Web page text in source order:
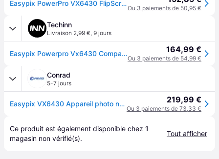
Easypix PowerPro VX6430 FlipScreen
Ou 3 paiements de 50,95 €
Techinn
Livraison 2,99 €, 9 jours
Easypix Powerpro Vx6430 Compact Camera Noir One Size / EU Plug 220V 164,99 €
Ou 3 paiements de 54,99 €
Conrad
5-7 jours
Easypix VX6430 Appareil photo numérique 64 Mill. pixel Zoom optique: 10 x noir vidéo 4K 219,99 €
Ou 3 paiements de 73,33 €
Ce produit est également disponible chez 1
magasin non vérifié(s).
Tout afficher